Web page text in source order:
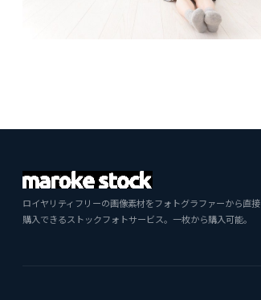
ロイヤリティフリーの画像素材をフォトグラファーから直接
購入できるストックフォトサービス。一枚から購入可能。